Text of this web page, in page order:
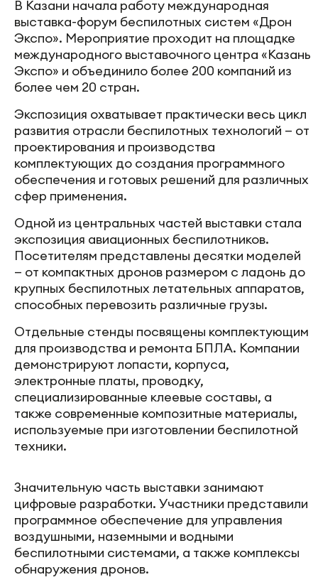
В Казани начала работу международная
выставка-форум беспилотных систем «Дрон
Экспо». Мероприятие проходит на площадке
международного выставочного центра «Казань
Экспо» и объединило более 200 компаний из
более чем 20 стран.
Экспозиция охватывает практически весь цикл
развития отрасли беспилотных технологий — от
проектирования и производства
комплектующих до создания программного
обеспечения и готовых решений для различных
сфер применения.
Одной из центральных частей выставки стала
экспозиция авиационных беспилотников.
Посетителям представлены десятки моделей
— от компактных дронов размером с ладонь до
крупных беспилотных летательных аппаратов,
способных перевозить различные грузы.
Отдельные стенды посвящены комплектующим
для производства и ремонта БПЛА. Компании
демонстрируют лопасти, корпуса,
электронные платы, проводку,
специализированные клеевые составы, а
также современные композитные материалы,
используемые при изготовлении беспилотной
техники.
Значительную часть выставки занимают
цифровые разработки. Участники представили
программное обеспечение для управления
воздушными, наземными и водными
беспилотными системами, а также комплексы
обнаружения дронов.